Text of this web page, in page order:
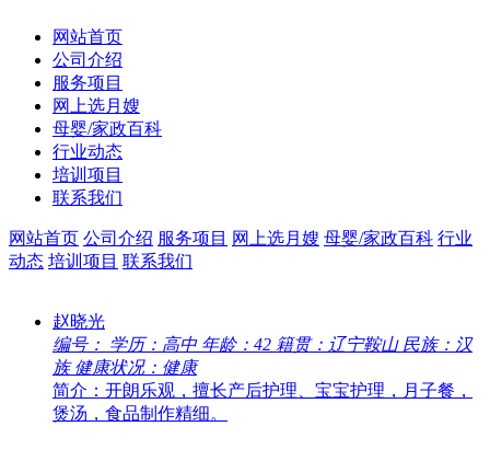
网站首页
公司介绍
服务项目
网上选月嫂
母婴/家政百科
行业动态
培训项目
联系我们
网站首页 公司介绍 服务项目 网上选月嫂 母婴/家政百科 行业
动态 培训项目 联系我们
赵晓光
编号： 学历：高中 年龄：42 籍贯：辽宁鞍山 民族：汉
族 健康状况：健康
简介：开朗乐观，擅长产后护理、宝宝护理，月子餐，
煲汤，食品制作精细。